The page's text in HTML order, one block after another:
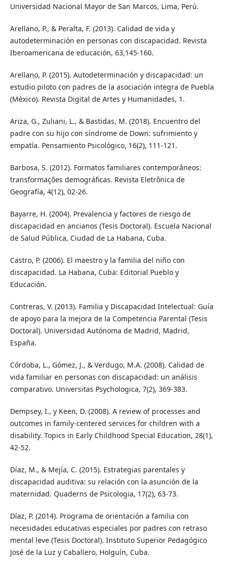
Universidad Nacional Mayor de San Marcos, Lima, Perú.
Arellano, P., & Peralta, F. (2013). Calidad de vida y
autodeterminación en personas con discapacidad. Revista
Iberoamericana de educación, 63,145-160.
Arellano, P. (2015). Autodeterminación y discapacidad: un
estudio piloto con padres de la asociación integra de Puebla
(México). Revista Digital de Artes y Humanidades, 1.
Ariza, G., Zuliani, L., & Bastidas, M. (2018). Encuentro del
padre con su hijo con síndrome de Down: sufrimiento y
empatía. Pensamiento Psicológico, 16(2), 111-121.
Barbosa, S. (2012). Formatos familiares contemporâneos:
transformações demográficas. Revista Eletrônica de
Geografía, 4(12), 02-26.
Bayarre, H. (2004). Prevalencia y factores de riesgo de
discapacidad en ancianos (Tesis Doctoral). Escuela Nacional
de Salud Pública, Ciudad de La Habana, Cuba.
Castro, P. (2006). El maestro y la familia del niño con
discapacidad. La Habana, Cuba: Editorial Pueblo y
Educación.
Contreras, V. (2013). Familia y Discapacidad Intelectual: Guía
de apoyo para la mejora de la Competencia Parental (Tesis
Doctoral). Universidad Autónoma de Madrid, Madrid,
España.
Córdoba, L., Gómez, J., & Verdugo, M.A. (2008). Calidad de
vida familiar en personas con discapacidad: un análisis
comparativo. Universitas Psychologica, 7(2), 369-383.
Dempsey, I., y Keen, D. (2008). A review of processes and
outcomes in family-centered services for children with a
disability. Topics in Early Childhood Special Education, 28(1),
42-52.
Díaz, M., & Mejía, C. (2015). Estrategias parentales y
discapacidad auditiva: su relación con la asunción de la
maternidad. Quaderns de Psicologia, 17(2), 63-73.
Díaz, P. (2014). Programa de orientación a familia con
necesidades educativas especiales por padres con retraso
mental leve (Tesis Doctoral). Instituto Superior Pedagógico
José de la Luz y Caballero, Holguín, Cuba.